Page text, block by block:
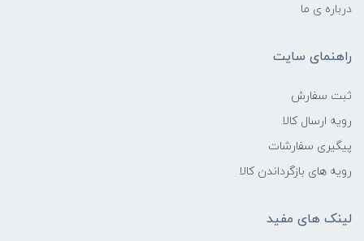
درباره ی ما
راهنمای سایت
ثبت سفارش
رویه ارسال کالا
پیگیری سفارشات
رویه های بازگرداندن کالا
لینک های مفید